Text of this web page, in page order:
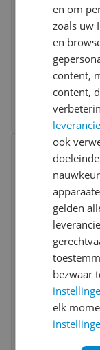
Goobay
Vergelijken
Bekijk product
en om
zoals uw
en
content,
content,
ook
gelden
bezwaar
elk